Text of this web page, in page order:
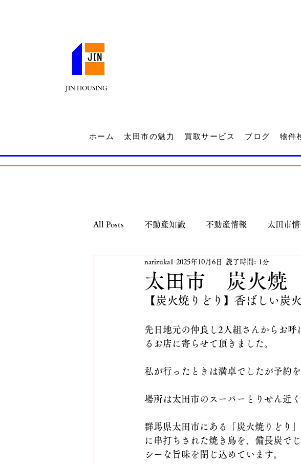
JIN HOUSING
ホーム 太田市の魅力 買取サービス ブログ 物件
All Posts 不動産知識 不動産情報 太田市情
太田市JINハウジングINFO 太田市JINハウジ
活動紹介 太田市YEG 太田市不動産業JINハ
太田市 不動産業 JINハウジングのペット達
太田市 炭火焼
narizuka1 2025年10月6日 読了時間: 1分
【炭火焼りどり】香ばしい炭
先日地元の仲良し2人組さんからお
るお店に寄らせて頂きました。
私が行ったときは満卓でしたが予約
場所は太田市のスーパーとりせん近
群馬県太田市にある「炭火焼りどり
に串打ちされた焼き鳥を、備長炭で
シーな旨味を閉じ込めています。